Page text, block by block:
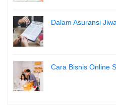
Dalam Asuransi
Cara Bisnis Online